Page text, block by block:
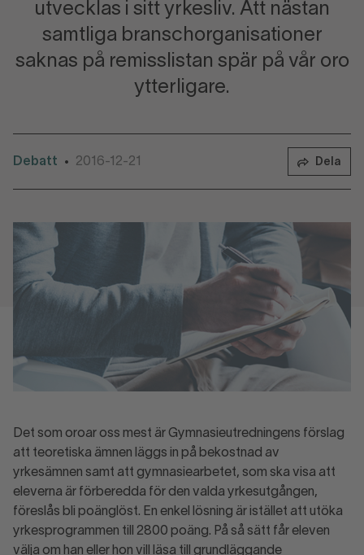
utvecklas i sitt yrkesliv. Att nästan
samtliga branschorganisationer
saknas på remisslistan spär på vår oro
ytterligare.
Debatt • 2016-12-21 Dela
Det som oroar oss mest är Gymnasieutredningens förslag
att teoretiska ämnen läggs in på bekostnad av
yrkesämnen samt att gymnasiearbetet, som ska visa att
eleverna är förberedda för den valda yrkesutgången,
föreslås bli poänglöst. En enkel lösning är istället att utöka
yrkesprogrammen till 2800 poäng. På så sätt får eleven
välja om han eller hon vill läsa till grundläggande